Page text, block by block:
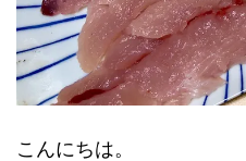
こんにちは。